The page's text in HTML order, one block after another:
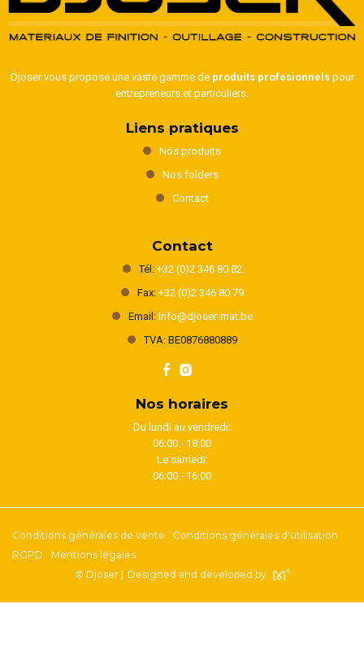
Djoser vous propose une vaste gamme de produits profesionnelspour
entrepreneurs et particuliers.
Liens pratiques
Nos produits
Nos folders
Contact
Contact
Tél: +32 (0)2 346 80 82
Fax: +32 (0)2 346 80 79
Email: info@djoser-mat.be
TVA: BE0876880889
Nos horaires
Du lundi au vendredi:
06:00 - 18:00
Le samedi:
06:00 - 16:00
Conditions générales de vente
Conditions générales d'utilisation
RGPD
Mentions légales
© Djoser |
Designed and developed by